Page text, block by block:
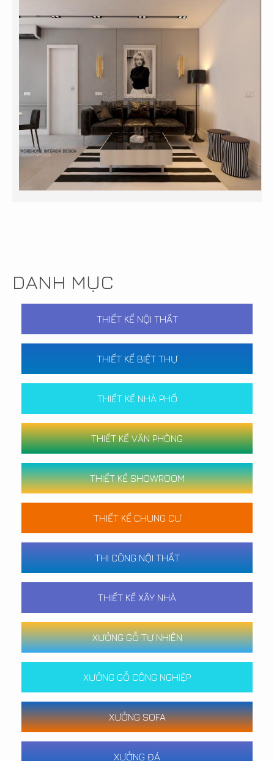
DANH MỤC
THIẾT KẾ NỘI THẤT
THIẾT KẾ BIỆT THỰ
THIẾT KẾ NHÀ PHỐ
THIẾT KẾ VĂN PHÒNG
THIẾT KẾ SHOWROOM
THIẾT KẾ CHUNG CƯ
THI CÔNG NỘI THẤT
THIẾT KẾ XÂY NHÀ
XƯỞNG GỖ TỰ NHIÊN
XƯỞNG GỖ CÔNG NGHIỆP
XƯỞNG SOFA
XƯỞNG ĐÁ